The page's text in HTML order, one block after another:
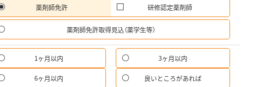
薬剤師免許 研修認定薬剤師
薬剤師免許取得見込（薬学生等）
1ヶ月以内 3ヶ月以内
6ヶ月以内 良いところがあれば